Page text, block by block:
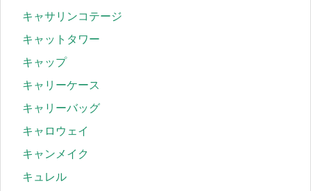
キャサリンコテージ
キャットタワー
キャップ
キャリーケース
キャリーバッグ
キャロウェイ
キャンメイク
キュレル